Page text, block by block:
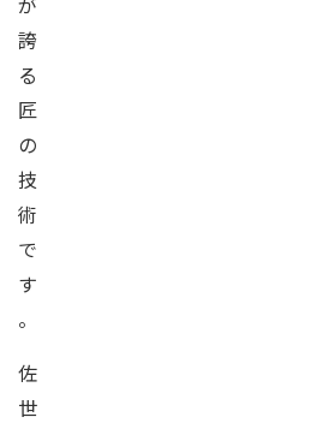
誇
る
匠
の
技
術
で
す
。
佐
世